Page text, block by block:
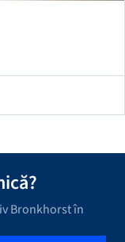
Bronkhorst în